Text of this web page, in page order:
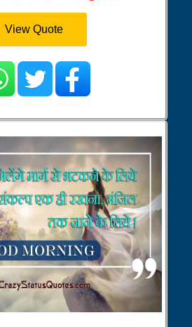
View Quote